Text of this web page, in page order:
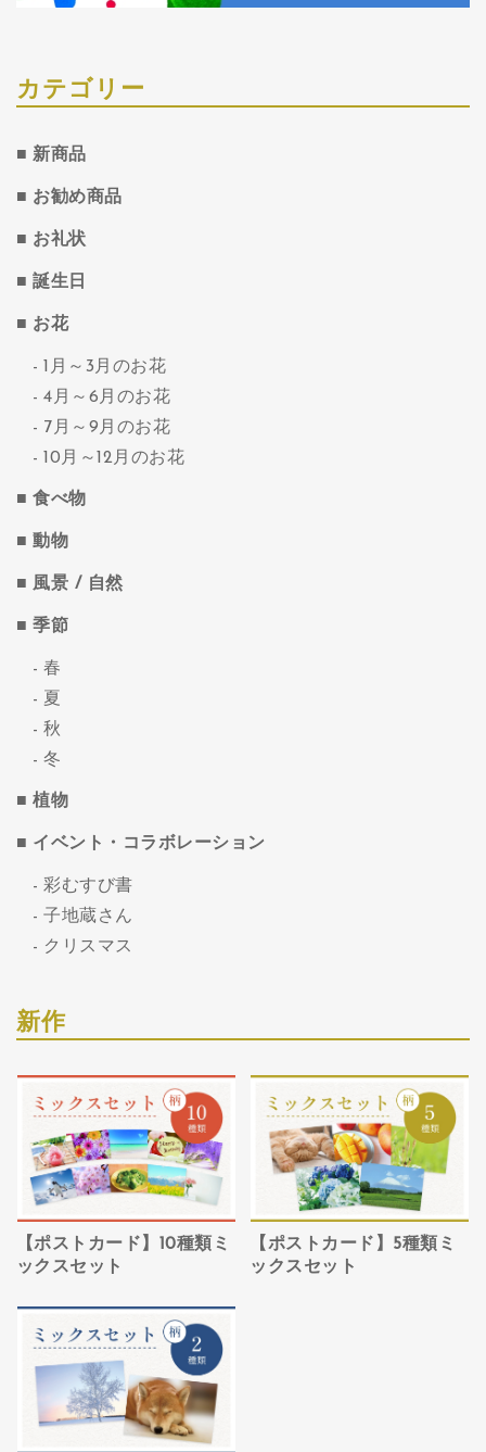
カテゴリー
新商品
お勧め商品
お礼状
誕生日
お花
1月～3月のお花
4月～6月のお花
7月～9月のお花
10月～12月のお花
食べ物
動物
風景 / 自然
季節
春
夏
秋
冬
植物
イベント・コラボレーション
彩むすび書
子地蔵さん
クリスマス
新作
【ポストカード】10種類ミ
ックスセット
【ポストカード】5種類ミ
ックスセット